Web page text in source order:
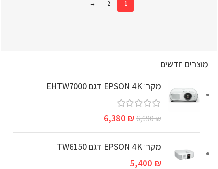
1
2
→
מוצרים חדשים
מקרן EPSON 4K דגם EHTW7000
6,990₪
6,380 ₪
מקרן EPSON 4K דגם TW6150
5,400 ₪